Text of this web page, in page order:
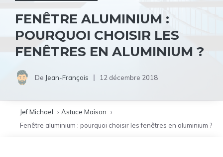
FENÊTRE ALUMINIUM :
POURQUOI CHOISIR LES
FENÊTRES EN ALUMINIUM ?
De Jean-François 12 décembre 2018
Jef Michael
Astuce Maison
Fenêtre aluminium : pourquoi choisir les fenêtres en aluminium ?